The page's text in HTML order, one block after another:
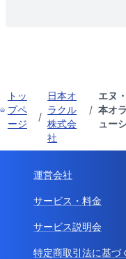
トッ
プペ
ージ
/
日本オ
ラクル
株式会
社
/
エヌ
本オ
ュー
運営会社
サービス・料金
サービス説明会
特定商取引法に基づ